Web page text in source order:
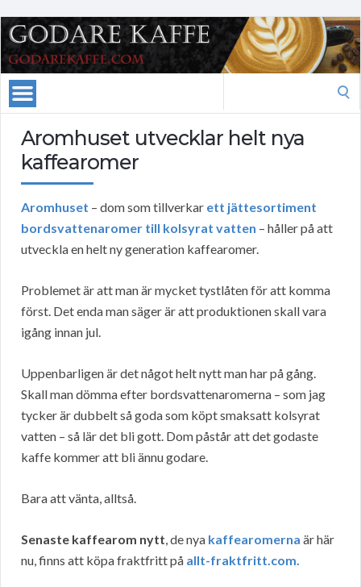
Aromhuset utvecklar helt nya
kaffearomer
Aromhuset – dom som tillverkar ett jättesortiment
bordsvattenaromer till kolsyrat vatten – håller på att
utveckla en helt ny generation kaffearomer.
Problemet är att man är mycket tystlåten för att komma
först. Det enda man säger är att produktionen skall vara
igång innan jul.
Uppenbarligen är det något helt nytt man har på gång.
Skall man dömma efter bordsvattenaromerna – som jag
tycker är dubbelt så goda som köpt smaksatt kolsyrat
vatten – så lär det bli gott. Dom påstår att det godaste
kaffe kommer att bli ännu godare.
Bara att vänta, alltså.
Senaste kaffearom nytt, de nya kaffearomerna är här
nu, finns att köpa fraktfritt på allt-fraktfritt.com.